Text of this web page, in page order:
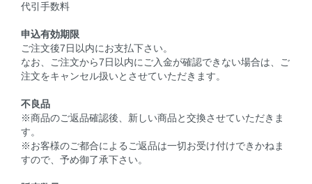
代引手数料
申込有効期限
ご注文後7日以内にお支払下さい。
なお、ご注文から7日以内にご入金が確認できない場合は、ご
注文をキャンセル扱いとさせていただきます。
不良品
※商品のご返品確認後、新しい商品と交換させていただきま
す。
※お客様のご都合によるご返品は一切お受け付けできかねま
すので、予め御了承下さい。